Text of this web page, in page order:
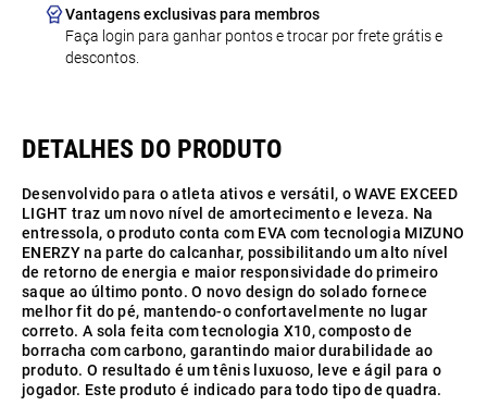
Vantagens exclusivas para membros
Faça login para ganhar pontos e trocar por frete grátis e
descontos.
Desenvolvido para o atleta ativos e versátil, o WAVE EXCEED
LIGHT traz um novo nível de amortecimento e leveza. Na
entressola, o produto conta com EVA com tecnologia MIZUNO
ENERZY na parte do calcanhar, possibilitando um alto nível
de retorno de energia e maior responsividade do primeiro
saque ao último ponto. O novo design do solado fornece
melhor fit do pé, mantendo-o confortavelmente no lugar
correto. A sola feita com tecnologia X10, composto de
borracha com carbono, garantindo maior durabilidade ao
produto. O resultado é um tênis luxuoso, leve e ágil para o
jogador. Este produto é indicado para todo tipo de quadra.